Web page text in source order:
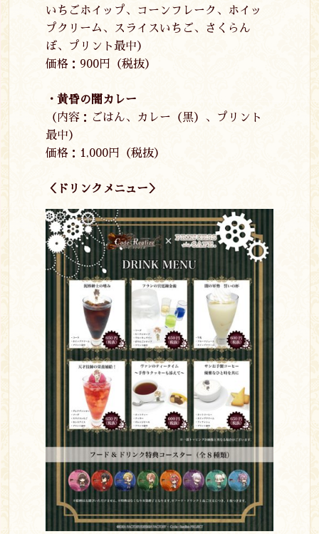
いちごホイップ、コーンフレーク、ホイッ
プクリーム、スライスいちご、さくらん
ぼ、プリント最中）
価格： 900円（税抜）
・黄昏の闇カレー
（内容：ごはん、カレー（黒）、プリント
最中）
価格： 1,000円（税抜）
＜ドリンクメニュー＞